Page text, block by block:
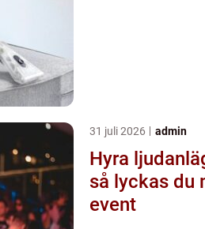
31 juli 2026 admin
Hyra
så lyckas du
event